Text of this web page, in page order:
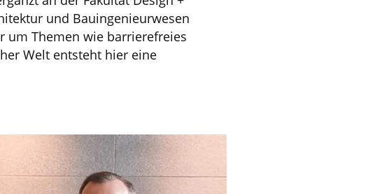
und Bauingenieurwesen
um Themen wie barrierefreies
Welt entsteht hier eine